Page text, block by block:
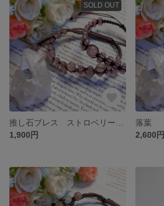
SOLD OUT
1,900円
落葉
2,600円